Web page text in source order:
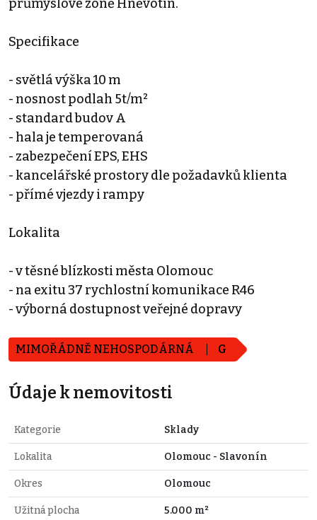
průmyslové zóně Hněvotín.
Specifikace
- světlá výška 10 m
- nosnost podlah 5t/m²
- standard budov A
- hala je temperovaná
- zabezpečení EPS, EHS
- kancelářské prostory dle požadavků klienta
- přímé vjezdy i rampy
Lokalita
- v těsné blízkosti města Olomouc
- na exitu 37 rychlostní komunikace R46
- výborná dostupnost veřejné dopravy
MIMOŘÁDNĚ NEHOSPODÁRNÁ G
Údaje k nemovitosti
Kategorie Sklady
Lokalita Olomouc - Slavonín
Okres Olomouc
Užitná plocha 5.000 m²